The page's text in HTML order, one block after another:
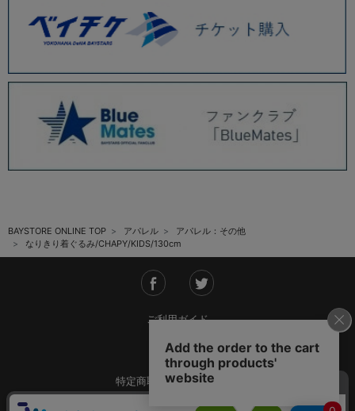
BAYSTORE ONLINE TOP アパレル
アパレル：その他
なりきり着ぐるみ/CHAPY/KIDS/130cm
ご利用ガイド
会社概要
特定商取引法に基づく表記